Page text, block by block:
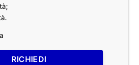
RICHIEDI